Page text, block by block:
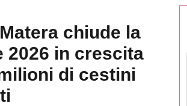
chiude la
2026 in crescita
di cestini